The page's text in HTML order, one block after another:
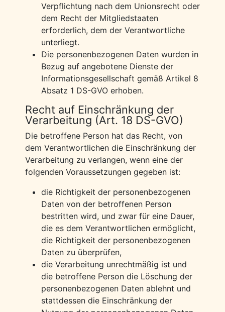
Verpflichtung nach dem Unionsrecht oder
dem Recht der Mitgliedstaaten
erforderlich, dem der Verantwortliche
unterliegt.
Die personenbezogenen Daten wurden in
Bezug auf angebotene Dienste der
Informationsgesellschaft gemäß Artikel 8
Absatz 1 DS-GVO erhoben.
Recht auf Einschränkung der
Verarbeitung (Art. 18 DS-GVO)
Die betroffene Person hat das Recht, von
dem Verantwortlichen die Einschränkung der
Verarbeitung zu verlangen, wenn eine der
folgenden Voraussetzungen gegeben ist:
die Richtigkeit der personenbezogenen
Daten von der betroffenen Person
bestritten wird, und zwar für eine Dauer,
die es dem Verantwortlichen ermöglicht,
die Richtigkeit der personenbezogenen
Daten zu überprüfen,
die Verarbeitung unrechtmäßig ist und
die betroffene Person die Löschung der
personenbezogenen Daten ablehnt und
stattdessen die Einschränkung der